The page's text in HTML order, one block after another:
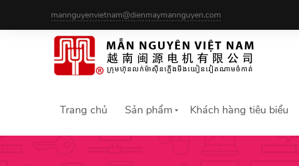
mannguyenvietnam@dienmaymannguyen.com
Trang chủ Sản phẩm Khách hàng tiêu biểu